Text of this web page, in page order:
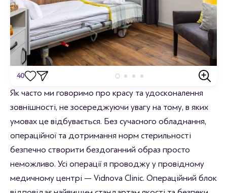
40
Відгуки
Станьте першим хто залишить відгук.
Як часто ми говоримо про красу та удосконалення
зовнішності, не зосереджуючи увагу на тому, в яких
умовах це відбувається. Без сучасного обладнання,
операційної та дотримання норм стерильності
безпечно створити бездоганний образ просто
неможливо. Усі операції я проводжу у провідному
медичному центрі — Vidnova Clinic. Операційний блок